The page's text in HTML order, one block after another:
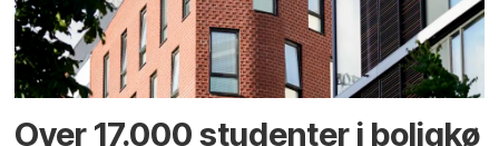
Over 17.000 studenter i boligkø